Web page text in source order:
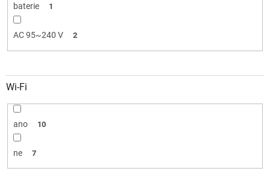
baterie 1
AC 95~240 V 2
Wi-Fi
ano 10
ne 7